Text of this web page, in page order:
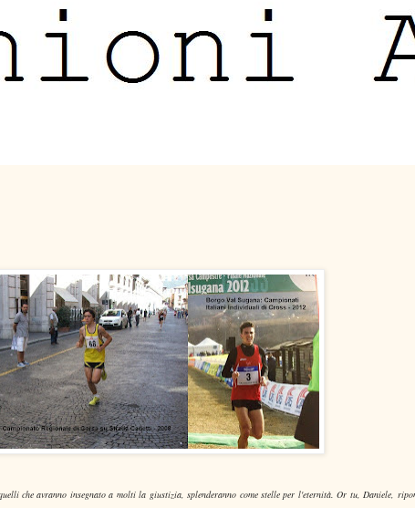
che avranno insegnato a molti la giustizia, splenderanno come stelle per l'eternità. Or tu, Daniele,